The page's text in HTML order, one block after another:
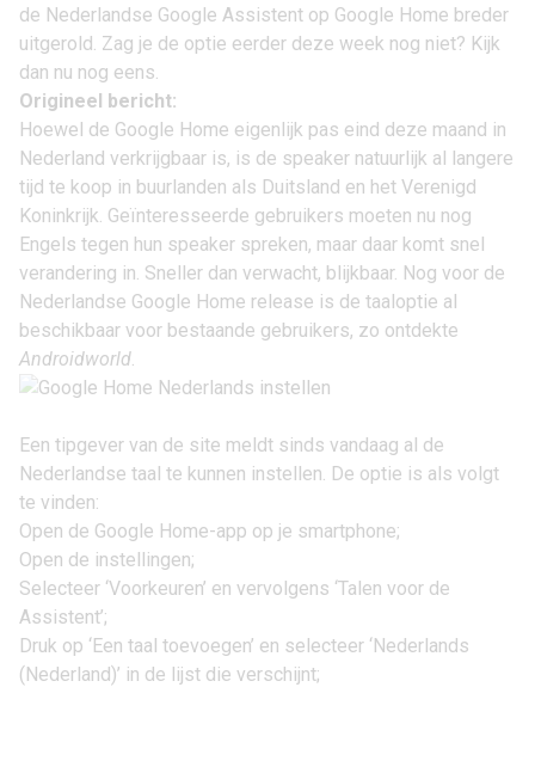
de Nederlandse Google Assistent op Google Home breder
uitgerold. Zag je de optie eerder deze week nog niet? Kijk
dan nu nog eens.
Origineel bericht:
Hoewel de Google Home eigenlijk pas eind deze maand in
Nederland verkrijgbaar is, is de speaker natuurlijk al langere
tijd te koop in buurlanden als Duitsland en het Verenigd
Koninkrijk. Geïnteresseerde gebruikers moeten nu nog
Engels tegen hun speaker spreken, maar daar komt snel
verandering in. Sneller dan verwacht, blijkbaar. Nog voor de
Nederlandse Google Home release is de taaloptie al
beschikbaar voor bestaande gebruikers, zo ontdekte
Androidworld.
Een tipgever van de site meldt sinds vandaag al de
Nederlandse taal te kunnen instellen. De optie is als volgt
te vinden:
Open de Google Home-app op je smartphone;
Open de instellingen;
Selecteer ‘Voorkeuren’ en vervolgens ‘Talen voor de
Assistent’;
Druk op ‘Een taal toevoegen’ en selecteer ‘Nederlands
(Nederland)’ in de lijst die verschijnt;